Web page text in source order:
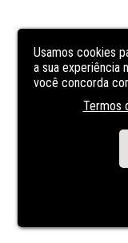
Usamos cookies
a sua experiência
você concorda
Termos